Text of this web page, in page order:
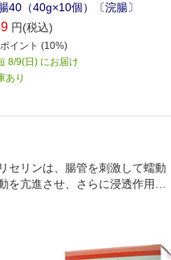
40（40g×10個）〔浣腸〕
円(税込)
ポイント (10%)
8/9(日) にお届け
あり
セリンは、腸管を刺激して蠕動
を亢進させ、さらに浸透作用に